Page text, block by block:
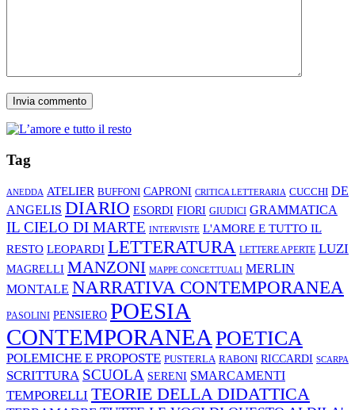
Tag
ANEDDA ATELIER BUFFONI CAPRONI CRITICA LETTERARIA CUCCHI DE
ANGELIS DIARIO ESORDI FIORI GIUDICI GRAMMATICA
IL CIELO DI MARTE INTERVISTE L'AMORE E TUTTO IL
RESTO LEOPARDI LETTERATURA LETTERE APERTE LUZI
MAGRELLI MANZONI MAPPE CONCETTUALI MERLIN
MONTALE NARRATIVA CONTEMPORANEA
PASOLINI PENSIERO POESIA
CONTEMPORANEA POETICA
POLEMICHE E PROPOSTE PUSTERLA RABONI RICCARDI SCARPA
SCRITTURA SCUOLA SERENI SMARCAMENTI
TEMPORELLI TEORIE DELLA DIDATTICA